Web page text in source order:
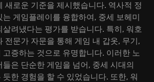
새로운 기준을 제시했습니다. 역사적 정
는 게임플레이를 융합하여, 중세 보헤미
살려냈다는 평가를 받습니다. 특히, 워호
전문가 자문을 통해 게임 내 갑옷, 무기,
증하는 것으로 유명합니다. 이러한 노
들은 단순한 게임을 넘어, 중세 시대의
한 경험을 할 수 있었습니다. 또한, 워